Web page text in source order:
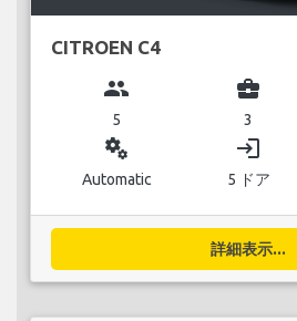
CITROEN C4
group
5
business_center
3
miscellaneous_services
Automatic
login
5 ドア
詳細表示...